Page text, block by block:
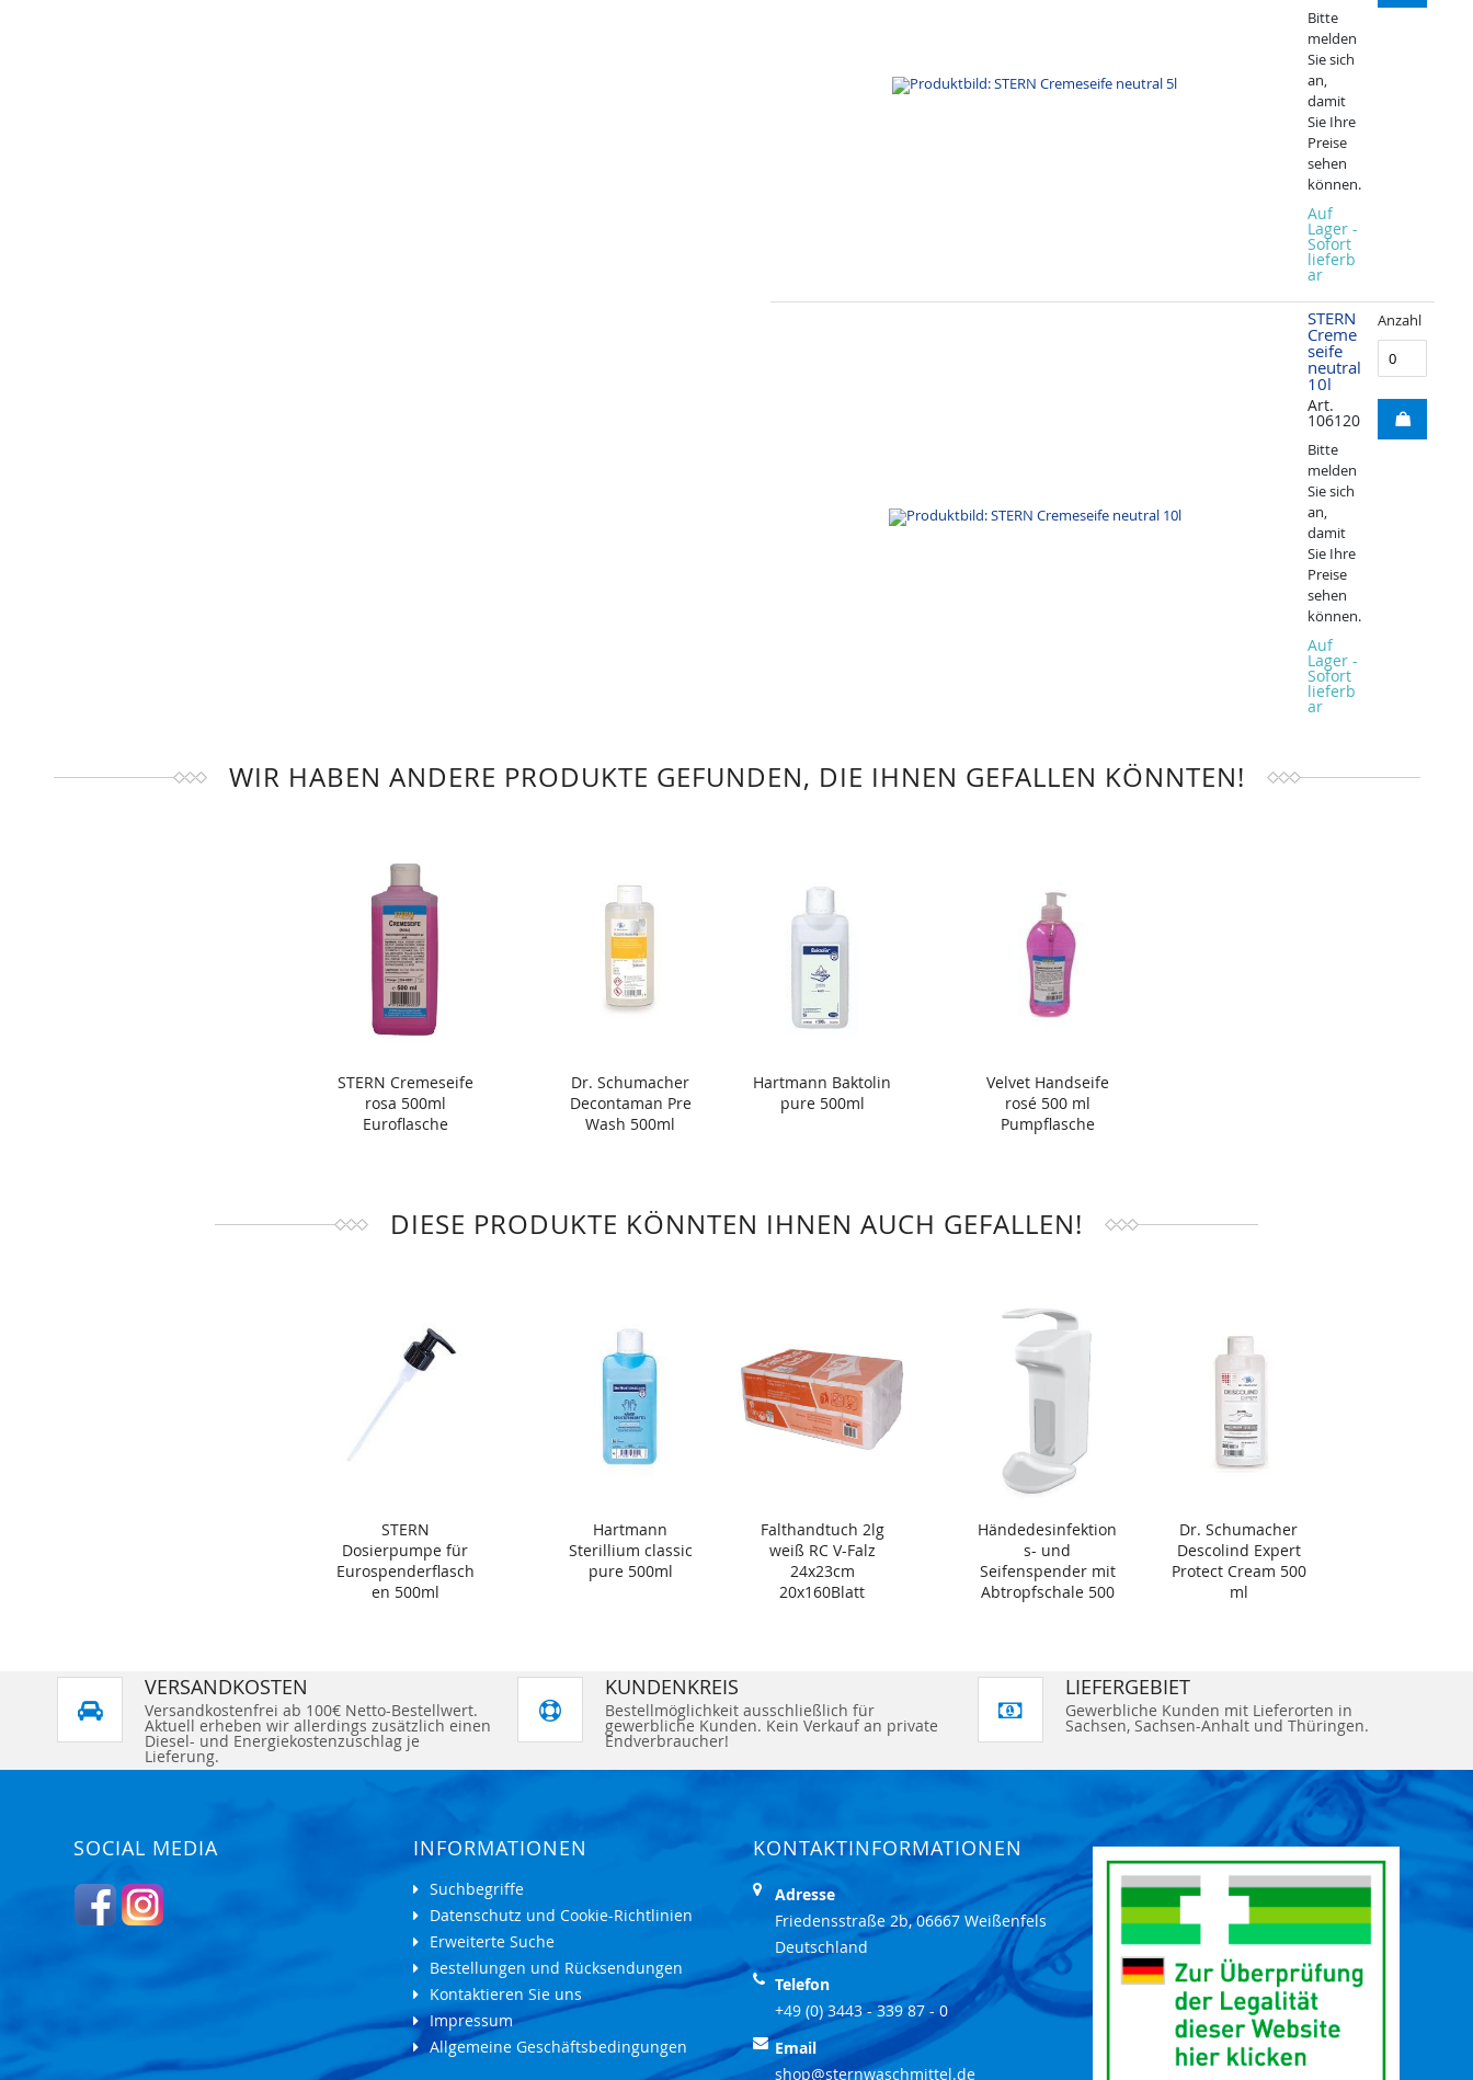
Bitte
melden
Sie sich
an,
damit
Sie Ihre
Preise
sehen
können.
Auf
Lager -
Sofort
lieferb
ar
STERN
Creme
seife
neutral
10l
Art.
106120
Bitte
melden
Sie sich
an,
damit
Sie Ihre
Preise
sehen
können.
Auf
Lager -
Sofort
lieferb
ar
Anzahl
WIR HABEN ANDERE PRODUKTE GEFUNDEN, DIE IHNEN GEFALLEN KÖNNTEN!
STERN Cremeseife
rosa 500ml
Euroflasche
Dr. Schumacher
Decontaman Pre
Wash 500ml
Hartmann Baktolin
pure 500ml
Velvet Handseife
rosé 500 ml
Pumpflasche
DIESE PRODUKTE KÖNNTEN IHNEN AUCH GEFALLEN!
STERN
Dosierpumpe für
Eurospenderflasch
en 500ml
Hartmann
Sterillium classic
pure 500ml
Falthandtuch 2lg
weiß RC V-Falz
24x23cm
20x160Blatt
Händedesinfektion
s- und
Seifenspender mit
Abtropfschale 500
Dr. Schumacher
Descolind Expert
Protect Cream 500
ml
VERSANDKOSTEN
Versandkostenfrei ab 100€ Netto-Bestellwert.
Aktuell erheben wir allerdings zusätzlich einen
Diesel- und Energiekostenzuschlag je
Lieferung.
KUNDENKREIS
Bestellmöglichkeit ausschließlich für
gewerbliche Kunden. Kein Verkauf an private
Endverbraucher!
LIEFERGEBIET
Gewerbliche Kunden mit Lieferorten in
Sachsen, Sachsen-Anhalt und Thüringen.
SOCIAL MEDIA INFORMATIONEN
Suchbegriffe
Datenschutz und Cookie-Richtlinien
Erweiterte Suche
Bestellungen und Rücksendungen
Kontaktieren Sie uns
Impressum
Allgemeine Geschäftsbedingungen
KONTAKTINFORMATIONEN
Adresse
Friedensstraße 2b, 06667 Weißenfels
Deutschland
Telefon
+49 (0) 3443 - 339 87 - 0
Email
shop@sternwaschmittel.de